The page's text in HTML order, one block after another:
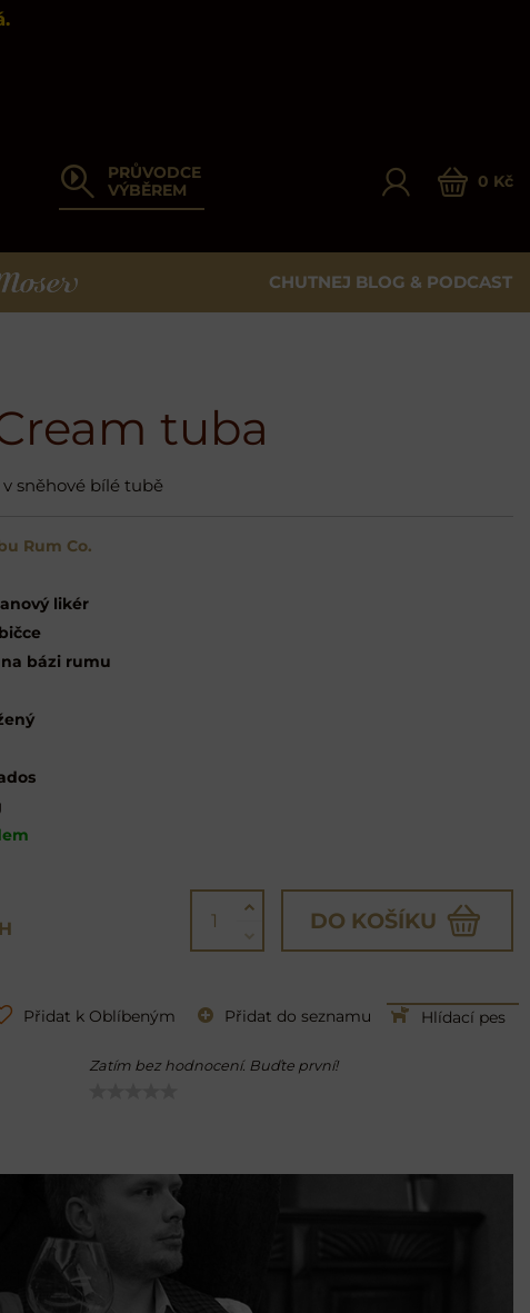
PRŮVODCE
VÝBĚREM
0 Kč
CHUTNEJ BLOG & PODCAST
tuba
sněhové bílé tubě
Rum Co.
likér
bázi rumu
DO KOŠÍKU
Přidat k Oblíbeným Přidat do seznamu Hlídací pes
Zatím bez hodnocení. Buďte první!